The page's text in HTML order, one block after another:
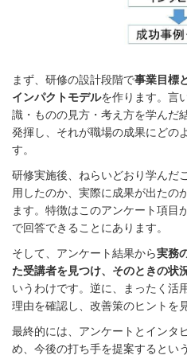
まず、研修の設計段階で事業目標
インパクトモデルを作ります。言
識・ものの見方・考え方を学んだ
発揮し、それが職場の成果にどの
す。
研修実施後、ねらいどおり学んだ
用したのか、実際に成果が出たの
ます。特徴はこのアンケート項目
で回答できることにあります。
そして、アンケート結果から実務
た受講者を見つけ、そのときの状
いうわけです。逆に、まったく活
理由を確認し、改善策のヒントを
最終的には、アンケートとインタ
め、今後の打ち手を提案するとい